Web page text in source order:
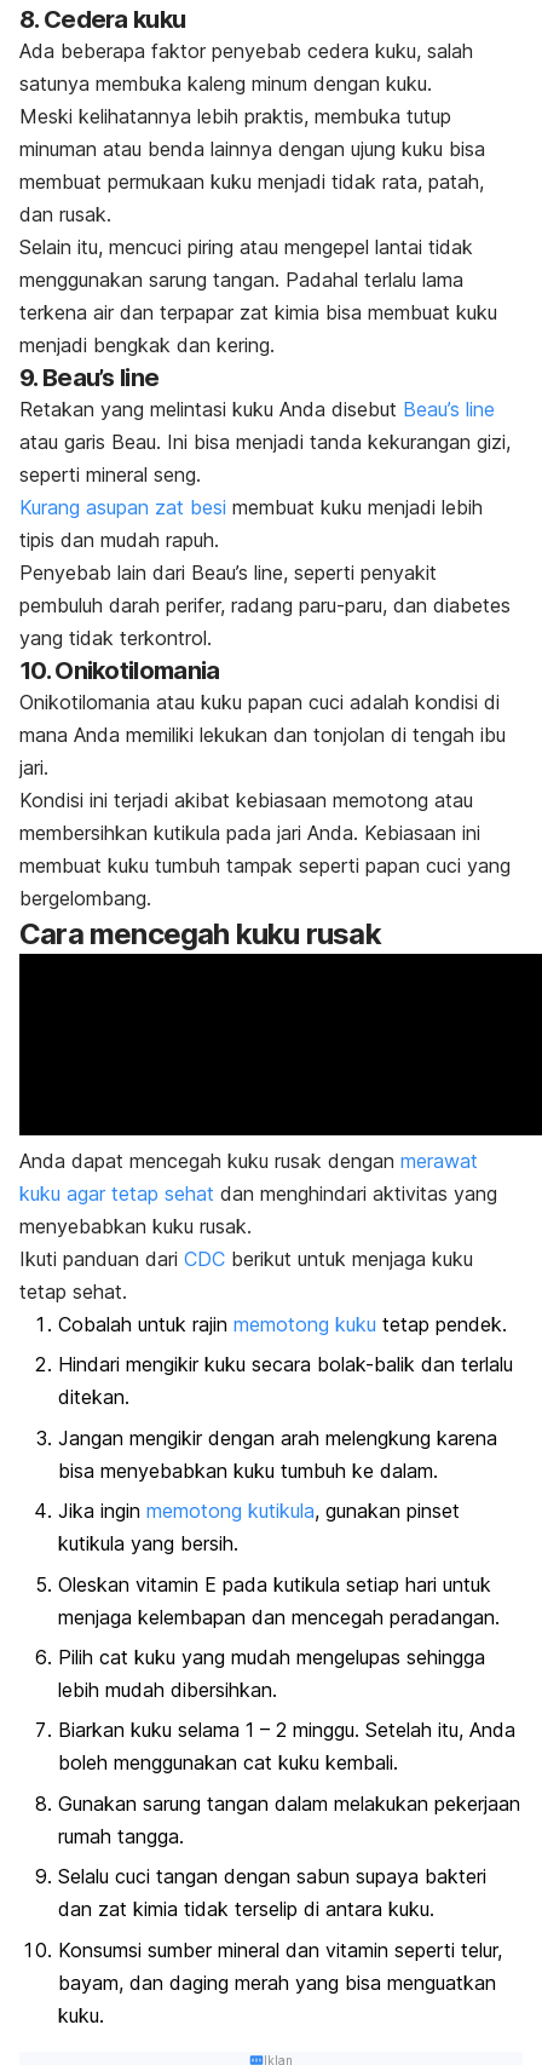
8. Cedera kuku
Ada beberapa faktor penyebab cedera kuku, salah
satunya membuka kaleng minum dengan kuku.
Meski kelihatannya lebih praktis, membuka tutup
minuman atau benda lainnya dengan ujung kuku bisa
membuat permukaan kuku menjadi tidak rata, patah,
dan rusak.
Selain itu, mencuci piring atau mengepel lantai tidak
menggunakan sarung tangan. Padahal terlalu lama
terkena air dan terpapar zat kimia bisa membuat kuku
menjadi bengkak dan kering.
9. Beau’s line
Retakan yang melintasi kuku Anda disebut Beau’s line
atau garis Beau. Ini bisa menjadi tanda kekurangan gizi,
seperti mineral seng.
Kurang asupan zat besi membuat kuku menjadi lebih
tipis dan mudah rapuh.
Penyebab lain dari Beau’s line, seperti penyakit
pembuluh darah perifer, radang paru-paru, dan diabetes
yang tidak terkontrol.
10. Onikotilomania
Onikotilomania atau kuku papan cuci adalah kondisi di
mana Anda memiliki lekukan dan tonjolan di tengah ibu
jari.
Kondisi ini terjadi akibat kebiasaan memotong atau
membersihkan kutikula pada jari Anda. Kebiasaan ini
membuat kuku tumbuh tampak seperti papan cuci yang
bergelombang.
Cara mencegah kuku rusak
Anda dapat mencegah kuku rusak dengan merawat
kuku agar tetap sehat dan menghindari aktivitas yang
menyebabkan kuku rusak.
Ikuti panduan dari CDC berikut untuk menjaga kuku
tetap sehat.
Cobalah untuk rajin memotong kuku tetap pendek.
Hindari mengikir kuku secara bolak-balik dan terlalu
ditekan.
Jangan mengikir dengan arah melengkung karena
bisa menyebabkan kuku tumbuh ke dalam.
Jika ingin memotong kutikula, gunakan pinset
kutikula yang bersih.
Oleskan vitamin E pada kutikula setiap hari untuk
menjaga kelembapan dan mencegah peradangan.
Pilih cat kuku yang mudah mengelupas sehingga
lebih mudah dibersihkan.
Biarkan kuku selama 1 – 2 minggu. Setelah itu, Anda
boleh menggunakan cat kuku kembali.
Gunakan sarung tangan dalam melakukan pekerjaan
rumah tangga.
Selalu cuci tangan dengan sabun supaya bakteri
dan zat kimia tidak terselip di antara kuku.
Konsumsi sumber mineral dan vitamin seperti telur,
bayam, dan daging merah yang bisa menguatkan
kuku.
Iklan